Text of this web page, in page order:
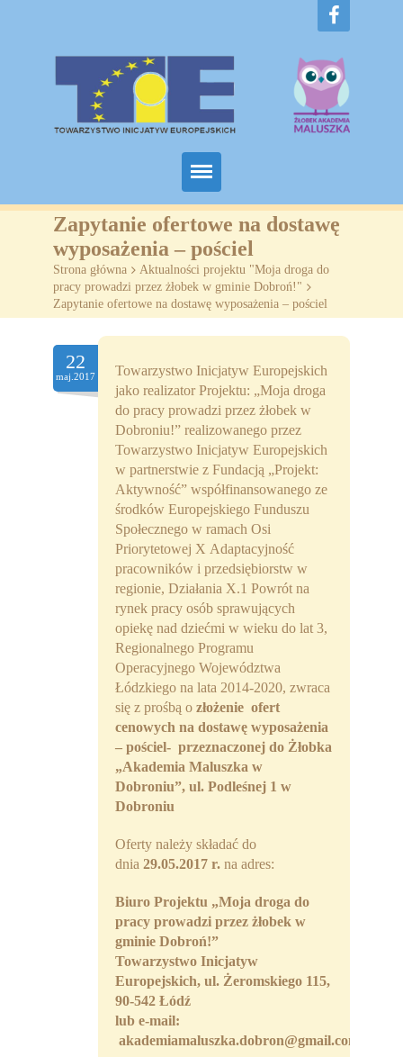
Home
O nas
Projekty
Żłobki
SZKOLENIA
Partnerzy
Współpraca
Sponsorzy
Kontakt
Rekrutacja Widzew
MALUCH PLUS
Zapytania ofertowe
Zapytanie ofertowe na dostawę
wyposażenia – pościel
Strona główna > Aktualności projektu "Moja droga do
pracy prowadzi przez żłobek w gminie Dobroń!" >
Zapytanie ofertowe na dostawę wyposażenia – pościel
22
maj.2017
Towarzystwo Inicjatyw Europejskich
jako realizator Projektu: „Moja droga
do pracy prowadzi przez żłobek w
Dobroniu!” realizowanego przez
Towarzystwo Inicjatyw Europejskich
w partnerstwie z Fundacją „Projekt:
Aktywność” współfinansowanego ze
środków Europejskiego Funduszu
Społecznego w ramach Osi
Priorytetowej X Adaptacyjność
pracowników i przedsiębiorstw w
regionie, Działania X.1 Powrót na
rynek pracy osób sprawujących
opiekę nad dziećmi w wieku do lat 3,
Regionalnego Programu
Operacyjnego Województwa
Łódzkiego na lata 2014-2020, zwraca
się z prośbą o złożenie ofert
cenowych na dostawę wyposażenia
– pościel- przeznaczonej do Żłobka
„Akademia Maluszka w
Dobroniu”, ul. Podleśnej 1 w
Dobroniu
Oferty należy składać do
dnia 29.05.2017 r. na adres:
Biuro Projektu „Moja droga do
pracy prowadzi przez żłobek w
gminie Dobroń!”
Towarzystwo Inicjatyw
Europejskich, ul. Żeromskiego 115,
90-542 Łódź
lub e-mail:
akademiamaluszka.dobron@gmail.com